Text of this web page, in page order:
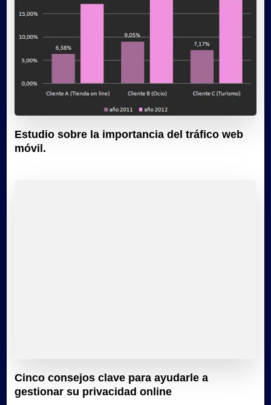
Estudio sobre la importancia del tráfico web
móvil.
Cinco consejos clave para ayudarle a
gestionar su privacidad online